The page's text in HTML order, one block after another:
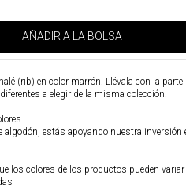
AÑADIR A LA BOLSA
(rib) en color marrón. Llévala con la
a elegir de la misma colección.
estás apoyando nuestra inversión
los colores de los productos pueden